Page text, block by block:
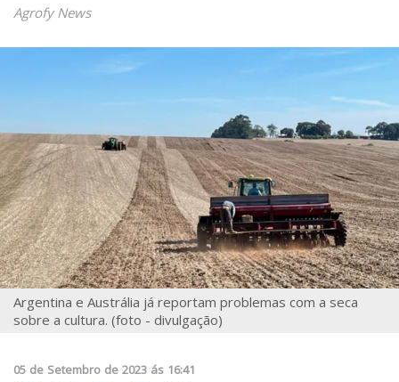
Agrofy News
Argentina e Austrália já reportam problemas com a seca
sobre a cultura. (foto - divulgação)
05 de Setembro de 2023 ás 16:41